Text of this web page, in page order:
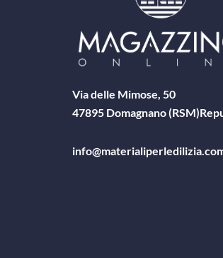
Via delle Mimose, 50
47895 Domagnano (RSM)